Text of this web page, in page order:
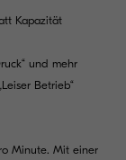
Kapazität
und mehr
Betrieb“
Minute. Mit einer